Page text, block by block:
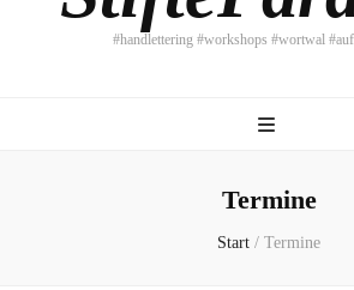
#handlettering #workshops #wortwal
Termine
Start / Termine